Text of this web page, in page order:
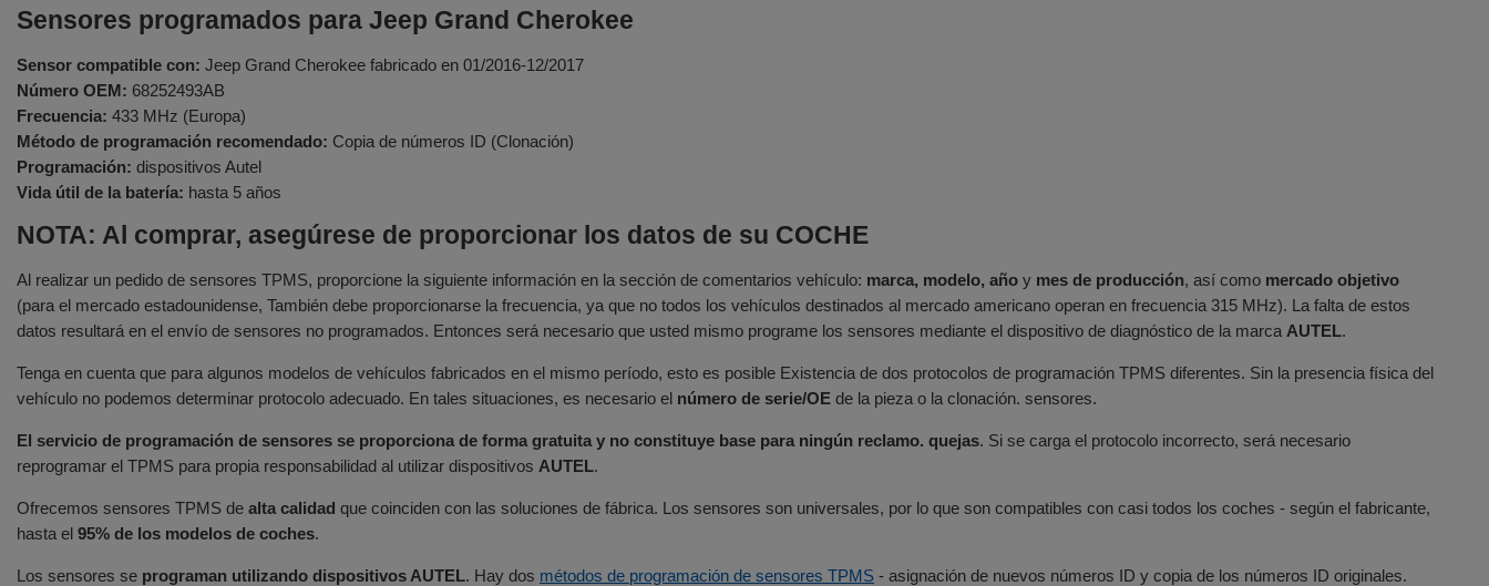
Sensores programados para Jeep Grand Cherokee
Sensor compatible con: Jeep Grand Cherokee fabricado en 01/2016-12/2017
Número OEM: 68252493AB
Frecuencia: 433 MHz (Europa)
Método de programación recomendado: Copia de números ID (Clonación)
Programación: dispositivos Autel
Vida útil de la batería: hasta 5 años
NOTA: Al comprar, asegúrese de proporcionar los datos de su COCHE
Al realizar un pedido de sensores TPMS, proporcione la siguiente información en la sección de comentarios vehículo: marca, modelo, año y mes de producción, así como mercado objetivo
(para el mercado estadounidense, También debe proporcionarse la frecuencia, ya que no todos los vehículos destinados al mercado americano operan en frecuencia 315 MHz). La falta de estos
datos resultará en el envío de sensores no programados. Entonces será necesario que usted mismo programe los sensores mediante el dispositivo de diagnóstico de la marca AUTEL.
Tenga en cuenta que para algunos modelos de vehículos fabricados en el mismo período, esto es posible Existencia de dos protocolos de programación TPMS diferentes. Sin la presencia física del
vehículo no podemos determinar protocolo adecuado. En tales situaciones, es necesario el número de serie/OE de la pieza o la clonación. sensores.
El servicio de programación de sensores se proporciona de forma gratuita y no constituye base para ningún reclamo. quejas. Si se carga el protocolo incorrecto, será necesario
reprogramar el TPMS para propia responsabilidad al utilizar dispositivos AUTEL.
Ofrecemos sensores TPMS de alta calidad que coinciden con las soluciones de fábrica. Los sensores son universales, por lo que son compatibles con casi todos los coches - según el fabricante,
hasta el 95% de los modelos de coches.
Los sensores se programan utilizando dispositivos AUTEL. Hay dos métodos de programación de sensores TPMS - asignación de nuevos números ID y copia de los números ID originales.